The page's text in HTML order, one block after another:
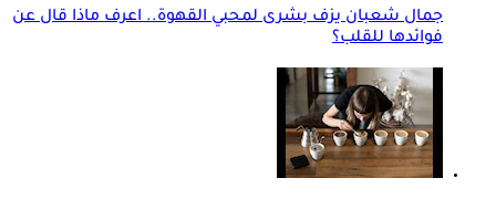
جمال شعبان يزف بشرى لمحبي القهوة.. اعرف ماذا قال عن
فوائدها للقلب؟